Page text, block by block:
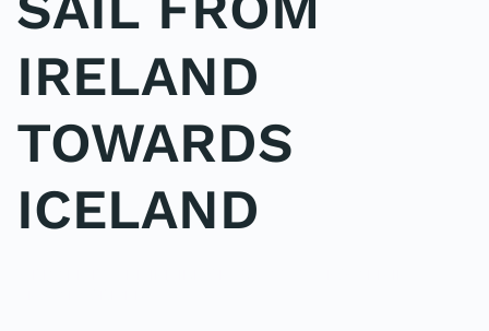
IRELAND
TOWARDS
ICELAND